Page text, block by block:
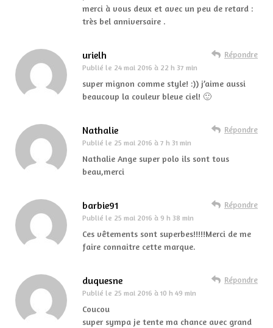
merci à vous deux et avec un peu de retard :
très bel anniversaire .
urielh
Publié le 24 mai 2016 à 22 h 37 min
Répondre
super mignon comme style! :)) j’aime aussi
beaucoup la couleur bleue ciel! 🙂
Nathalie
Publié le 25 mai 2016 à 7 h 31 min
Répondre
Nathalie Ange super polo ils sont tous
beau,merci
barbie91
Publié le 25 mai 2016 à 9 h 38 min
Répondre
Ces vêtements sont superbes!!!!!Merci de me
faire connaitre cette marque.
duquesne
Publié le 25 mai 2016 à 10 h 49 min
Répondre
Coucou
super sympa je tente ma chance avec grand